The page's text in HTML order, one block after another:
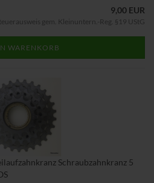
9,00 EUR
gem. Kleinuntern.-Reg. §19 UStG
WARENKORB
Schraubzahnkranz 5